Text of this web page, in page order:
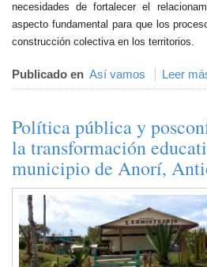
necesidades de fortalecer el
aspecto fundamental para que los
construcción colectiva en los territorios.
Publicado en Así vamos Leer
Política pública y
la transformación
municipio de Anorí,